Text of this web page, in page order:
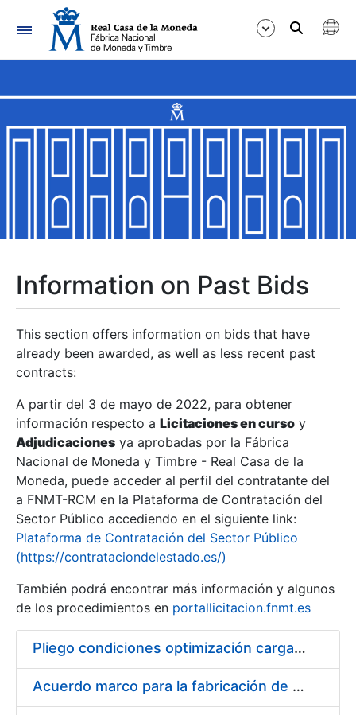
Navigation
Show/Hide
Show/Hide
Show/Hide
Show/Hide
Show/Hide
Show/Hide
Information on Past Bids
This section offers information on bids that have
already been awarded, as well as less recent past
contracts:
A partir del 3 de mayo de 2022, para obtener
información respecto a Licitaciones en curso y
Adjudicaciones ya aprobadas por la Fábrica
Nacional de Moneda y Timbre - Real Casa de la
Moneda, puede acceder al perfil del contratante del
a FNMT-RCM en la Plataforma de Contratación del
Sector Público accediendo en el siguiente link:
Plataforma de Contratación del Sector Público
(https://contrataciondelestado.es/)
También podrá encontrar más información y algunos
de los procedimientos en portallicitacion.fnmt.es
Pliego condiciones optimización cargas compras firmado
Acuerdo marco para la fabricación de piezas